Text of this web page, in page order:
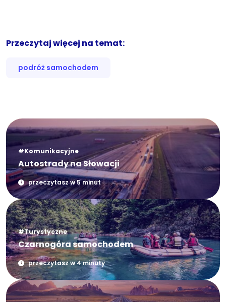
Przeczytaj więcej na temat:
podróż samochodem
#Komunikacyjne
Autostrady na Słowacji
przeczytasz w 5 minut
#Turystyczne
Czarnogóra samochodem
przeczytasz w 4 minuty